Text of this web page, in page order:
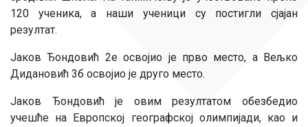
120 ученика, а наши ученици су постигли сјајан
резултат.
Јаков Ђондовић 2е освојио је прво место, а Вељко
Дидановић 3б освојио је друго место.
Јаков Ђондовић је овим резултатом обезбедио
учешће на Европској географској олимпијади, као и